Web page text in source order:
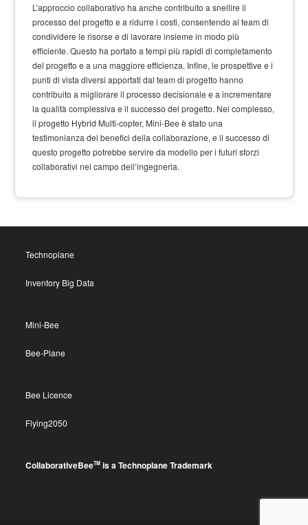
L’approccio collaborativo ha anche contribuito a snellire il
processo del progetto e a ridurre i costi, consentendo al team di
condividere le risorse e di lavorare insieme in modo più
efficiente. Questo ha portato a tempi più rapidi di completamento
del progetto e a una maggiore efficienza. Infine, le prospettive e i
punti di vista diversi apportati dal team di progetto hanno
contribuito a migliorare il processo decisionale e a incrementare
la qualità complessiva e il successo del progetto. Nel complesso,
il progetto Hybrid Multi-copter, Mini-Bee è stato una
testimonianza dei benefici della collaborazione, e il successo di
questo progetto potrebbe servire da modello per i futuri sforzi
collaborativi nel campo dell’ingegneria.
Technoplane
Inventory Big Data
Mini-Bee
Bee-Plane
Bee Licence
Flying2050
CollaborativeBeeTM is a Technoplane Trademark